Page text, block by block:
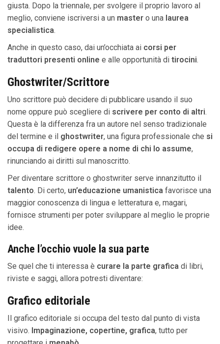
giusta. Dopo la triennale, per svolgere il proprio lavoro al
meglio, conviene iscriversi a un master o una laurea
specialistica.
Anche in questo caso, dai un’occhiata ai corsi per
traduttori presenti online e alle opportunità di tirocini.
Ghostwriter/Scrittore
Uno scrittore può decidere di pubblicare usando il suo
nome oppure può scegliere di scrivere per conto di altri.
Questa è la differenza fra un autore nel senso tradizionale
del termine e il ghostwriter, una figura professionale che si
occupa di redigere opere a nome di chi lo assume,
rinunciando ai diritti sul manoscritto.
Per diventare scrittore o ghostwriter serve innanzitutto il
talento. Di certo, un’educazione umanistica favorisce una
maggior conoscenza di lingua e letteratura e, magari,
fornisce strumenti per poter sviluppare al meglio le proprie
idee.
Anche l’occhio vuole la sua parte
Se quel che ti interessa è curare la parte grafica di libri,
riviste e saggi, allora potresti diventare:
Grafico editoriale
Il grafico editoriale si occupa del testo dal punto di vista
visivo. Impaginazione, copertine, grafica, tutto per